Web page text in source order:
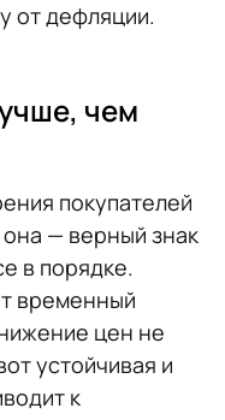
от дефляции.
чем
покупателей
— верный знак
в порядке.
временный
цен не
устойчивая и
к